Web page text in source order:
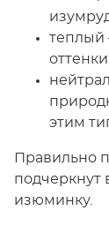
теплый
этим
Правильно
подчеркнут
изюминку.